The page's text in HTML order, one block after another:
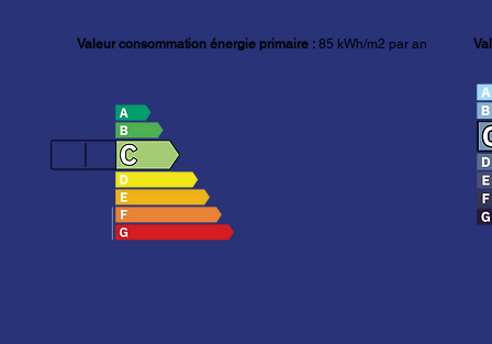
Valeur consommation énergie primaire : 85 kWh/m2 par an